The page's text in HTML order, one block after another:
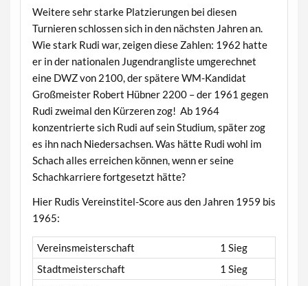
Weitere sehr starke Platzierungen bei diesen
Turnieren schlossen sich in den nächsten Jahren an.
Wie stark Rudi war, zeigen diese Zahlen: 1962 hatte
er in der nationalen Jugendrangliste umgerechnet
eine DWZ von 2100, der spätere WM-Kandidat
Großmeister Robert Hübner 2200 – der 1961 gegen
Rudi zweimal den Kürzeren zog! Ab 1964
konzentrierte sich Rudi auf sein Studium, später zog
es ihn nach Niedersachsen. Was hätte Rudi wohl im
Schach alles erreichen können, wenn er seine
Schachkarriere fortgesetzt hätte?
Hier Rudis Vereinstitel-Score aus den Jahren 1959 bis
1965:
Vereinsmeisterschaft
1 Sieg
Stadtmeisterschaft
1 Sieg